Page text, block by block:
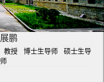
展鹏
教授 博士生导师 硕士生导
师